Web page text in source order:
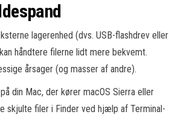
lagerenhed (dvs. USB-flashdrev eller
håndtere filerne lidt mere bekvemt.
årsager (og masser af andre).
din Mac, der kører macOS Sierra eller
skjulte filer i Finder ved hjælp af Terminal-